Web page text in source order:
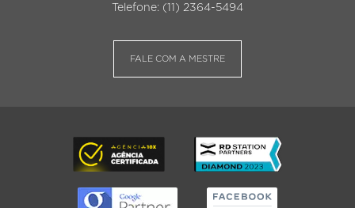
Telefone: (11) 2364-5494
FALE COM A MESTRE